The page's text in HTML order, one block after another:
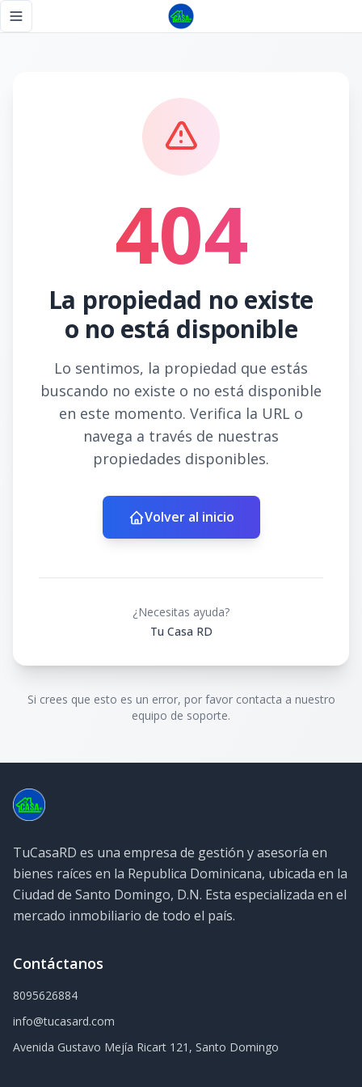
Toggle navigation menu
404
La propiedad no existe
o no está disponible
Lo sentimos, la propiedad que estás
buscando no existe o no está disponible
en este momento. Verifica la URL o
navega a través de nuestras
propiedades disponibles.
Volver al inicio
¿Necesitas ayuda?
Tu Casa RD
Si crees que esto es un error, por favor contacta a nuestro
equipo de soporte.
TuCasaRD es una empresa de gestión y asesoría en
bienes raíces en la Republica Dominicana, ubicada en la
Ciudad de Santo Domingo, D.N. Esta especializada en el
mercado inmobiliario de todo el país.
Contáctanos
8095626884
info@tucasard.com
Avenida Gustavo Mejía Ricart 121, Santo Domingo
Página no encontrada - Tu Casa RD